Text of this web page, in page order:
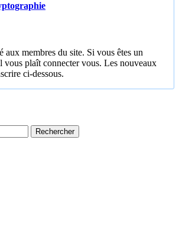
aux membres du site. Si vous êtes un
vous plaît connecter vous. Les nouveaux
ci-dessous.